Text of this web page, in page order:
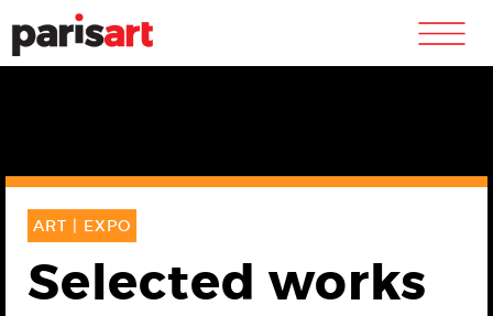
m
ART | EXPO
Selected works